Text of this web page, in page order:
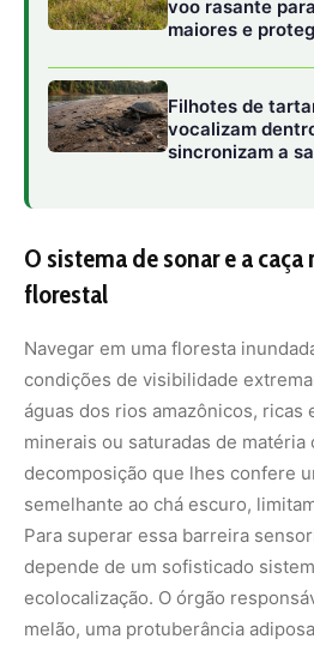
águas dos rios amazônicos,
decomposição que lhes confere
semelhante ao chá escuro,
Para superar essa barreira
ecolocalização. O órgão
localizada na testa do animal, que
acústica focando e emitindo
Os ecos gerados por esses sons
captados pela mandíbula inferior
transmite diretamente ao ouvido
animal processa essas
criando um mapa tridimensional
do entorno. Esse sonar biológico
permite ao cetáceo diferenciar
galho oco ou de uma folha
total da mata submersa. Segundo